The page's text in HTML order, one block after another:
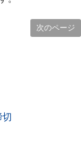
次のページ
切